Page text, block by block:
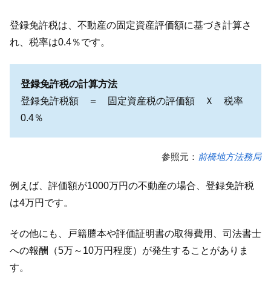
登録免許税は、不動産の固定資産評価額に基づき計算さ
れ、税率は0.4％です。
登録免許税の計算方法
登録免許税額 ＝ 固定資産税の評価額 Ｘ 税率
0.4％
参照元： 前橋地方法務局
例えば、評価額が1000万円の不動産の場合、登録免許税
は4万円です。
その他にも、戸籍謄本や評価証明書の取得費用、司法書士
への報酬（5万～10万円程度）が発生することがありま
す。